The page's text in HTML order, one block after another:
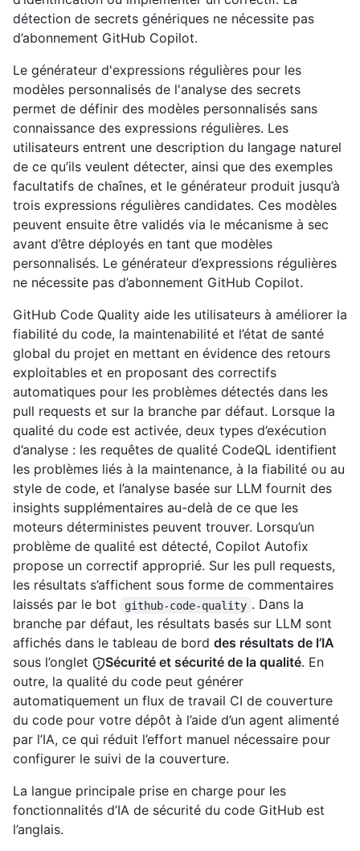
détection de secrets génériques ne nécessite pas
d’abonnement GitHub Copilot.
Le générateur d'expressions régulières pour les
modèles personnalisés de l'analyse des secrets
permet de définir des modèles personnalisés sans
connaissance des expressions régulières. Les
utilisateurs entrent une description du langage naturel
de ce qu’ils veulent détecter, ainsi que des exemples
facultatifs de chaînes, et le générateur produit jusqu’à
trois expressions régulières candidates. Ces modèles
peuvent ensuite être validés via le mécanisme à sec
avant d’être déployés en tant que modèles
personnalisés. Le générateur d’expressions régulières
ne nécessite pas d’abonnement GitHub Copilot.
GitHub Code Quality aide les utilisateurs à améliorer la
fiabilité du code, la maintenabilité et l’état de santé
global du projet en mettant en évidence des retours
exploitables et en proposant des correctifs
automatiques pour les problèmes détectés dans les
pull requests et sur la branche par défaut. Lorsque la
qualité du code est activée, deux types d’exécution
d’analyse : les requêtes de qualité CodeQL identifient
les problèmes liés à la maintenance, à la fiabilité ou au
style de code, et l’analyse basée sur LLM fournit des
insights supplémentaires au-delà de ce que les
moteurs déterministes peuvent trouver. Lorsqu’un
problème de qualité est détecté, Copilot Autofix
propose un correctif approprié. Sur les pull requests,
les résultats s’affichent sous forme de commentaires
laissés par le bot
github-code-quality . Dans la
branche par défaut, les résultats basés sur LLM sont
affichés dans le tableau de bord des résultats de l’IA
sous l’onglet
Sécurité et sécurité de la qualité. En
outre, la qualité du code peut générer
automatiquement un flux de travail CI de couverture
du code pour votre dépôt à l’aide d’un agent alimenté
par l’IA, ce qui réduit l’effort manuel nécessaire pour
configurer le suivi de la couverture.
La langue principale prise en charge pour les
fonctionnalités d’IA de sécurité du code GitHub est
l’anglais.